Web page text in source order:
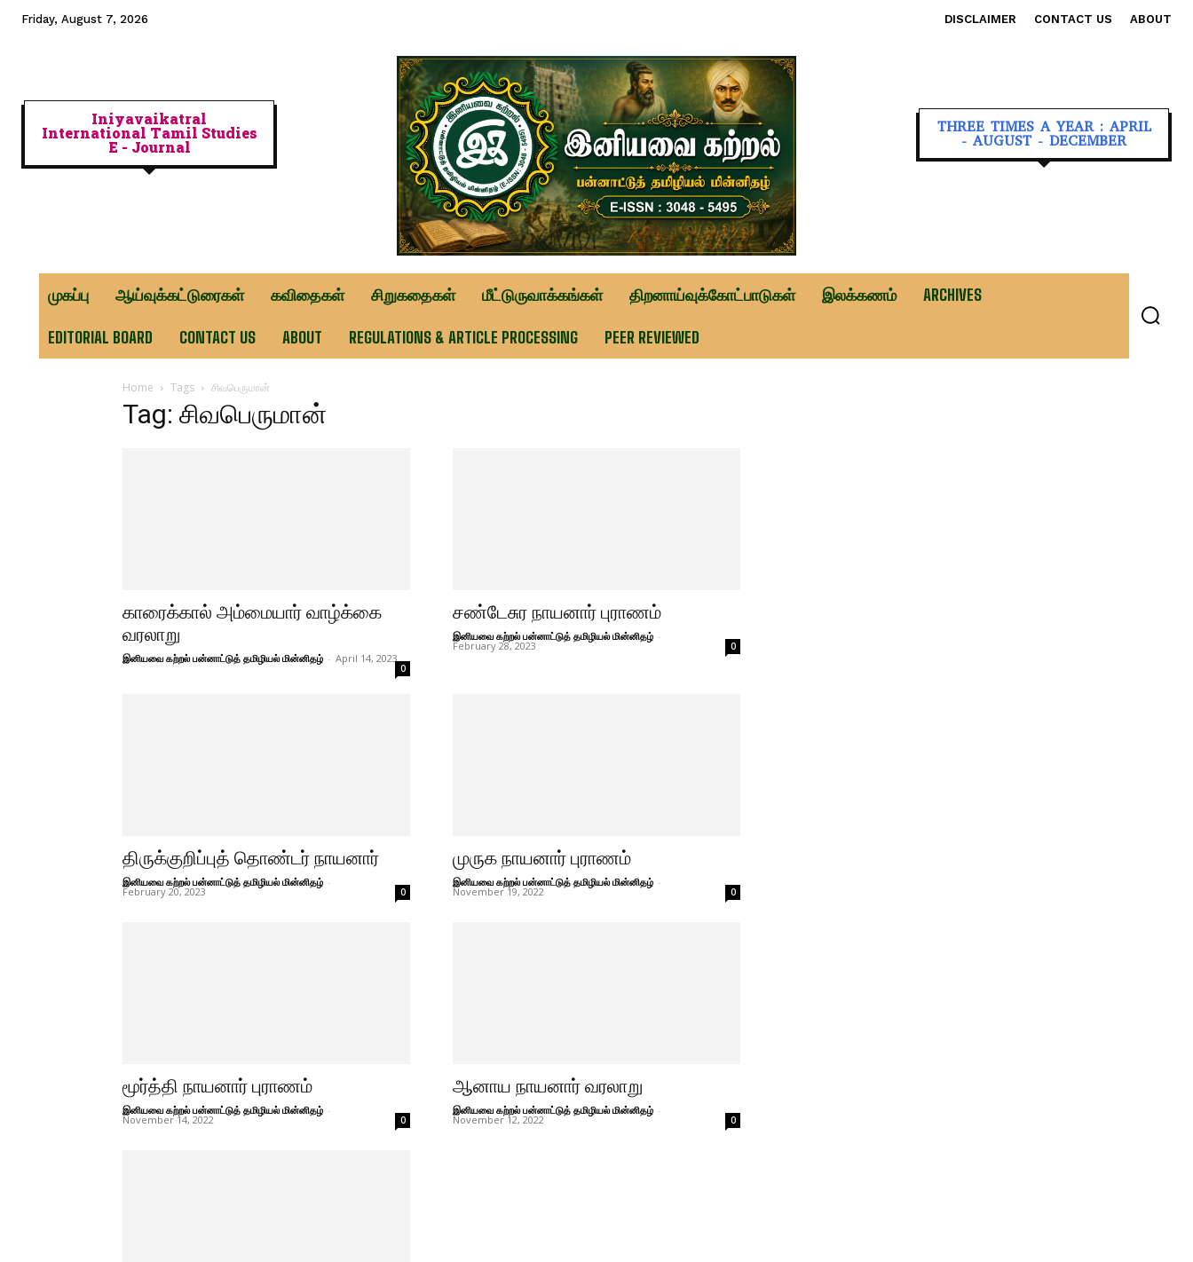
Friday, August 7, 2026 DISCLAIMER CONTACT US ABOUT
Iniyavaikatral
International Tamil Studies
E - Journal
THREE TIMES A YEAR : APRIL
- AUGUST - DECEMBER
முகப்பு ஆய்வுக்கட்டுரைகள் கவிதைகள் சிறுகதைகள் மீட்டுருவாக்கங்கள் திறனாய்வுக்கோட்பாடுகள் இலக்கணம் ARCHIVES
EDITORIAL BOARD CONTACT US ABOUT REGULATIONS & ARTICLE PROCESSING PEER REVIEWED
Home Tags சிவபெருமான்
Tag: சிவபெருமான்
காரைக்கால் அம்மையார் வாழ்க்கை
வரலாறு
இனியவை கற்றல் பன்னாட்டுத் தமிழியல் மின்னிதழ் - April 14, 2023
0
சண்டேசுர நாயனார் புராணம்
இனியவை கற்றல் பன்னாட்டுத் தமிழியல் மின்னிதழ் -
February 28, 2023 0
திருக்குறிப்புத் தொண்டர் நாயனார்
இனியவை கற்றல் பன்னாட்டுத் தமிழியல் மின்னிதழ் -
February 20, 2023 0
முருக நாயனார் புராணம்
இனியவை கற்றல் பன்னாட்டுத் தமிழியல் மின்னிதழ் -
November 19, 2022 0
மூர்த்தி நாயனார் புராணம்
இனியவை கற்றல் பன்னாட்டுத் தமிழியல் மின்னிதழ் -
November 14, 2022 0
ஆனாய நாயனார் வரலாறு
இனியவை கற்றல் பன்னாட்டுத் தமிழியல் மின்னிதழ் -
November 12, 2022 0